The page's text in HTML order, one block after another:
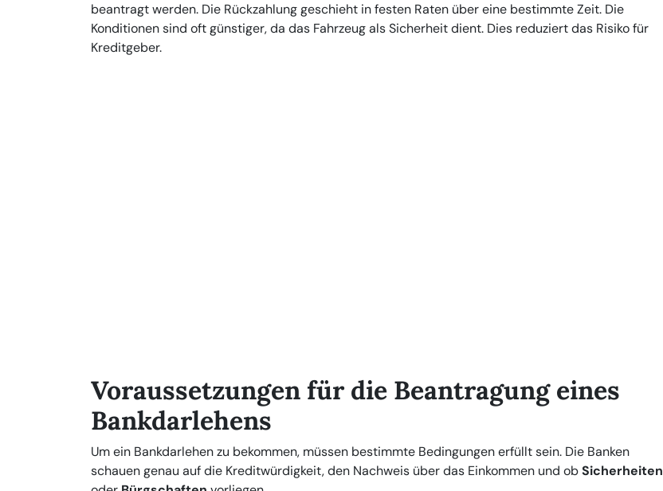
beantragt werden. Die Rückzahlung geschieht in festen Raten über eine bestimmte Zeit. Die
Konditionen sind oft günstiger, da das Fahrzeug als Sicherheit dient. Dies reduziert das Risiko für
Kreditgeber.
Voraussetzungen für die Beantragung eines
Bankdarlehens
Um ein Bankdarlehen zu bekommen, müssen bestimmte Bedingungen erfüllt sein. Die Banken
schauen genau auf die Kreditwürdigkeit, den Nachweis über das Einkommen und obSicherheiten